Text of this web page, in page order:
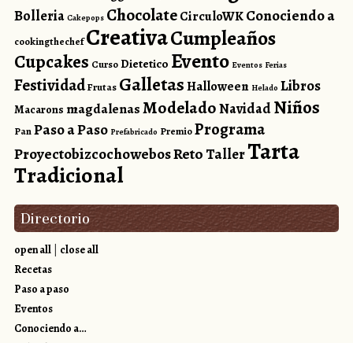
Bolleria Cakepops ChocolateCirculoWKConociendo a
cookingthechef CreativaCumpleaños
Cupcakes CursoDietetico Evento Eventos Ferias
FestividadFrutas GalletasHalloween Helado Libros
Macarons magdalenasModeladoNavidadNiños
PanPaso a Paso Prefabricado PremioPrograma
ProyectobizcochowebosReto TallerTarta
Tradicional
Directorio
open all| close all
Recetas
Paso a paso
Eventos
Conociendo a…